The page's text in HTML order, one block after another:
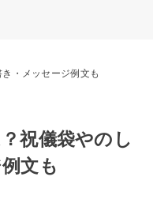
・メッセージ例文も
祝儀袋やのし
文も